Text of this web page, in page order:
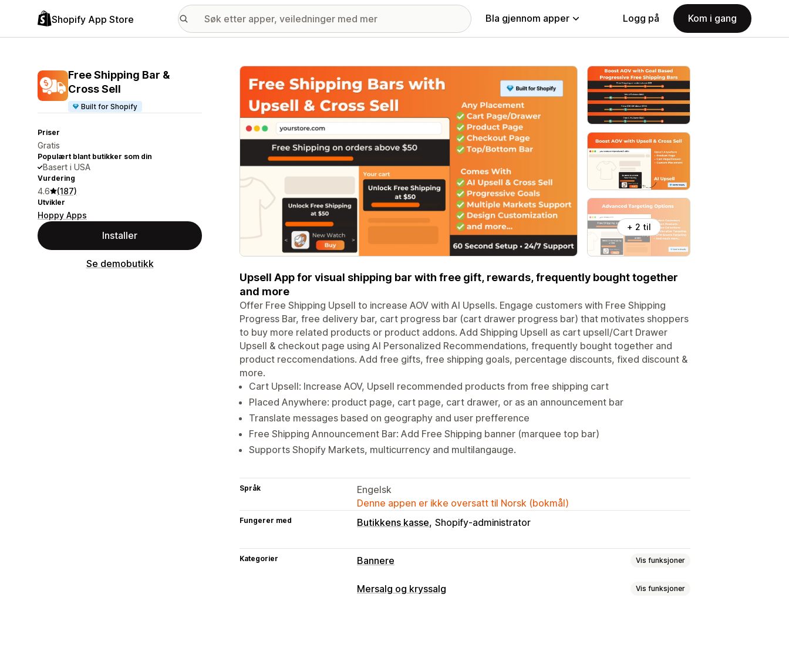
Shopify App Store Bla gjennom apper Logg på Kom i gang
Free Shipping Bar &
Cross Sell
Built for Shopify
Priser
Gratis
Populært blant butikker som din
Basert i USA
Vurdering
4.6 (187)
Utvikler
Hoppy Apps
Installer
Se demobutikk
Galleri med fremhevede bilder
+ 2 til
Upsell App for visual shipping bar with free gift, rewards, frequently bought together
and more
Offer Free Shipping Upsell to increase AOV with AI Upsells. Engage customers with Free Shipping
Progress Bar, free delivery bar, cart progress bar (cart drawer progress bar) that motivates shoppers
to buy more related products or product addons. Add Shipping Upsell as cart upsell/Cart Drawer
Upsell & checkout page using AI Personalized Recommendations, frequently bought together and
product reccomendations. Add free gifts, free shipping goals, percentage discounts, fixed discount &
more.
Cart Upsell: Increase AOV, Upsell recommended products from free shipping cart
Placed Anywhere: product page, cart page, cart drawer, or as an announcement bar
Translate messages based on geography and user prefference
Free Shipping Announcement Bar: Add Free Shipping banner (marquee top bar)
Supports Shopify Markets, multicurrency and multilangauge.
Språk
Engelsk
Denne appen er ikke oversatt til Norsk (bokmål)
Fungerer med Butikkens kasse Shopify-administrator
Kategorier Bannere Vis funksjoner
Bannertype
Mersalg og kryssalg Vis funksjoner